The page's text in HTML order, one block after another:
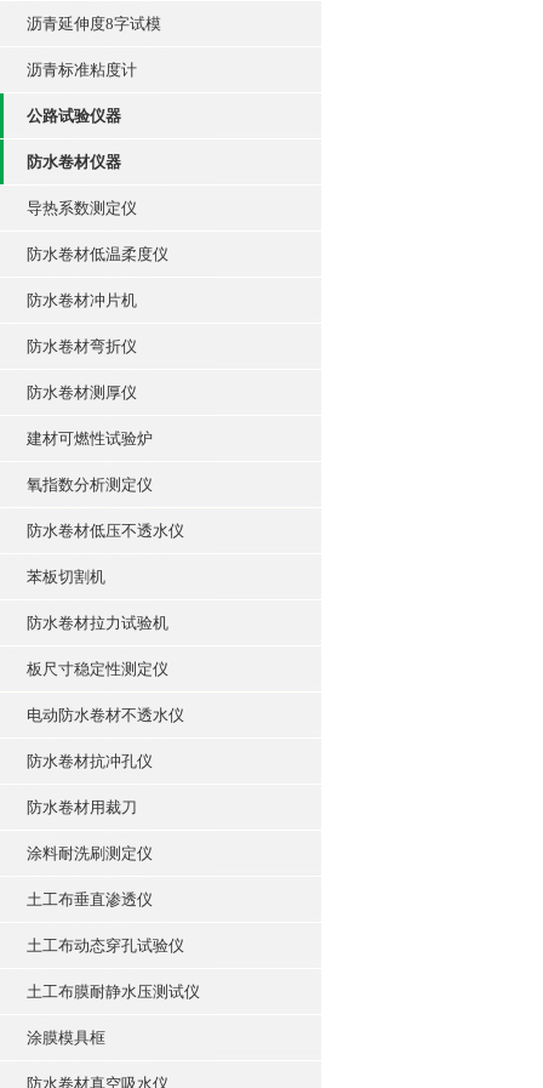
沥青延伸度8字试模
沥青标准粘度计
公路试验仪器
防水卷材仪器
导热系数测定仪
防水卷材低温柔度仪
防水卷材冲片机
防水卷材弯折仪
防水卷材测厚仪
建材可燃性试验炉
氧指数分析测定仪
防水卷材低压不透水仪
苯板切割机
防水卷材拉力试验机
板尺寸稳定性测定仪
电动防水卷材不透水仪
防水卷材抗冲孔仪
防水卷材用裁刀
涂料耐洗刷测定仪
土工布垂直渗透仪
土工布动态穿孔试验仪
土工布膜耐静水压测试仪
涂膜模具框
防水卷材真空吸水仪